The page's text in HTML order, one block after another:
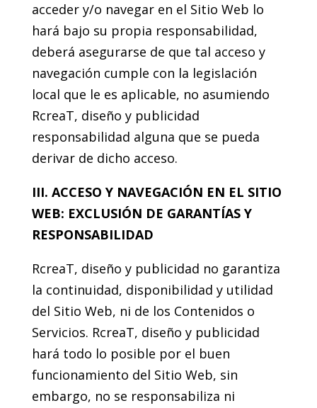
acceder y/o navegar en el Sitio Web lo
hará bajo su propia responsabilidad,
deberá asegurarse de que tal acceso y
navegación cumple con la legislación
local que le es aplicable, no asumiendo
RcreaT, diseño y publicidad
responsabilidad alguna que se pueda
derivar de dicho acceso.
III. ACCESO Y NAVEGACIÓN EN EL SITIO
WEB: EXCLUSIÓN DE GARANTÍAS Y
RESPONSABILIDAD
RcreaT, diseño y publicidad no garantiza
la continuidad, disponibilidad y utilidad
del Sitio Web, ni de los Contenidos o
Servicios. RcreaT, diseño y publicidad
hará todo lo posible por el buen
funcionamiento del Sitio Web, sin
embargo, no se responsabiliza ni